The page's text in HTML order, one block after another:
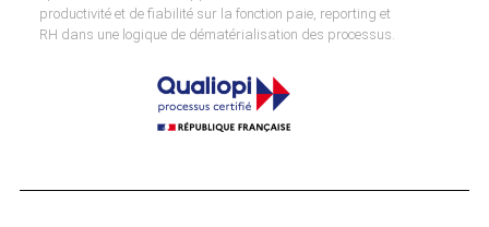
productivité et de fiabilité sur la fonction paie, reporting et
RH dans une logique de dématérialisation des processus.